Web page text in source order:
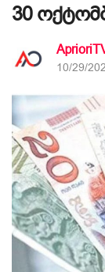
30
10/29/